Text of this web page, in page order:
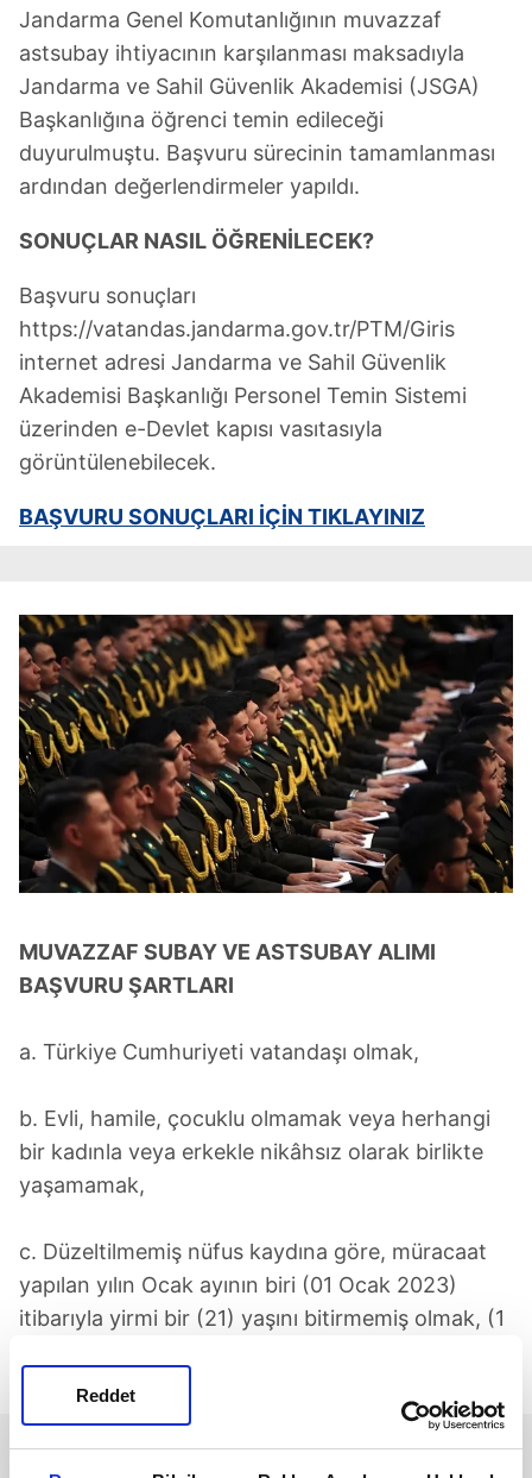
Reddet
Jandarma Genel Komutanlığının muvazzaf
astsubay ihtiyacının karşılanması maksadıyla
Jandarma ve Sahil Güvenlik Akademisi (JSGA)
Başkanlığına öğrenci temin edileceği
duyurulmuştu. Başvuru sürecinin tamamlanması
ardından değerlendirmeler yapıldı.
SONUÇLAR NASIL ÖĞRENİLECEK?
Başvuru sonuçları
https://vatandas.jandarma.gov.tr/PTM/Giris
internet adresi Jandarma ve Sahil Güvenlik
Akademisi Başkanlığı Personel Temin Sistemi
üzerinden e-Devlet kapısı vasıtasıyla
görüntülenebilecek.
BAŞVURU SONUÇLARI İÇİN TIKLAYINIZ
MUVAZZAF SUBAY VE ASTSUBAY ALIMI
BAŞVURU ŞARTLARI
a. Türkiye Cumhuriyeti vatandaşı olmak,
b. Evli, hamile, çocuklu olmamak veya herhangi
bir kadınla veya erkekle nikâhsız olarak birlikte
yaşamamak,
c. Düzeltilmemiş nüfus kaydına göre, müracaat
yapılan yılın Ocak ayının biri (01 Ocak 2023)
itibarıyla yirmi bir (21) yaşını bitirmemiş olmak, (1
yapabilecektir.)